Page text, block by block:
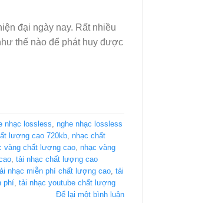
đại ngày nay. Rất nhiều
thế nào để phát huy được
nhạc lossless nghe nhạc lossless
lượng cao 720kb nhạc chất
vàng chất lượng cao nhạc vàng
tải nhạc chất lượng cao
nhạc miễn phí chất lượng cao tải
phí tải nhạc youtube chất lượng
Để lại một bình luận